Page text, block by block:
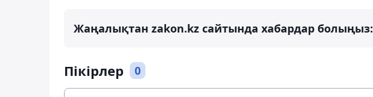
Жаңалықтан zakon.kz сайтында хабардар болыңыз:
Пікірлер 0